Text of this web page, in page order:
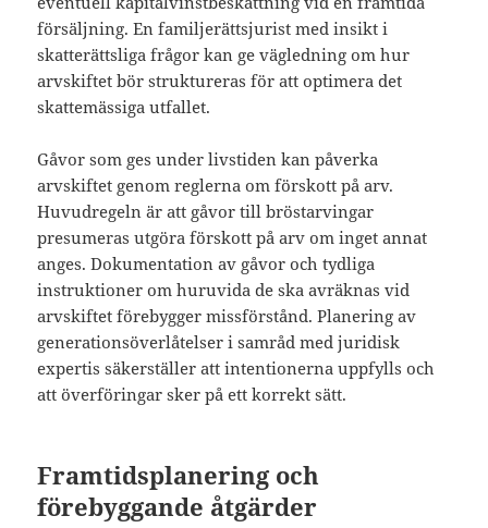
försäljning. En familjerättsjurist med insikt i
skatterättsliga frågor kan ge vägledning om hur
arvskiftet bör struktureras för att optimera det
skattemässiga utfallet.
Gåvor som ges under livstiden kan påverka
arvskiftet genom reglerna om förskott på arv.
Huvudregeln är att gåvor till bröstarvingar
presumeras utgöra förskott på arv om inget annat
anges. Dokumentation av gåvor och tydliga
instruktioner om huruvida de ska avräknas vid
arvskiftet förebygger missförstånd. Planering av
generationsöverlåtelser i samråd med juridisk
expertis säkerställer att intentionerna uppfylls och
att överföringar sker på ett korrekt sätt.
Framtidsplanering och
förebyggande åtgärder